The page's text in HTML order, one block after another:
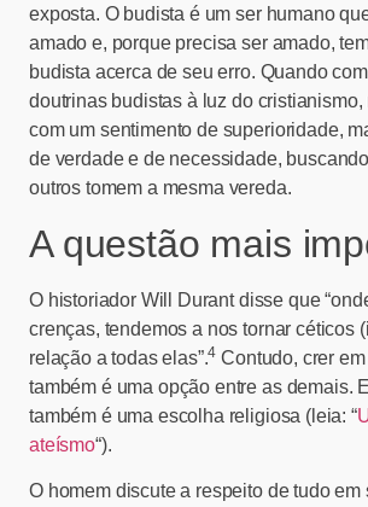
exposta. O budista é um ser humano
amado e, porque precisa ser amado,
budista acerca de seu erro. Quando
doutrinas budistas à luz do cristianismo,
com um sentimento de superioridade,
de verdade e de necessidade,
outros tomem a mesma vereda.
A questão mais
O historiador Will Durant disse que
crenças, tendemos a nos tornar céticos
relação a todas elas”.4 Contudo, crer
também é uma opção entre as demais.
também é uma escolha religiosa (leia: “
ateísmo“).
O homem discute a respeito de tudo em